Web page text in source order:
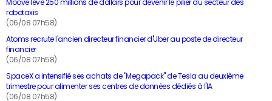
Moove lève 250 millions de dollars pour devenir le pilier du secteur des
robotaxis
(06/08 07h58)
Atoms recrute l'ancien directeur financier d'Uber au poste de directeur
financier
(06/08 07h58)
SpaceX a intensifié ses achats de "Megapack" de Tesla au deuxième
trimestre pour alimenter ses centres de données dédiés à l'IA
(06/08 07h58)